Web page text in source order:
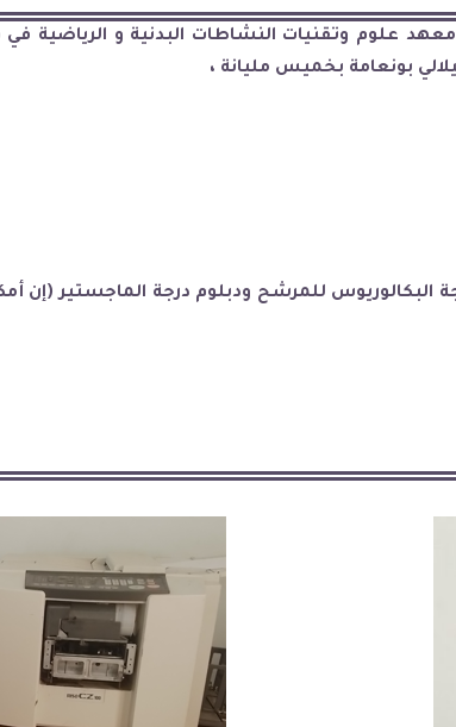
علوم وتقنيات النشاطات البدنية و الرياضية في
بونعامة بخميس مليانة ،
للمرشح ودبلوم درجة الماجستير (إن